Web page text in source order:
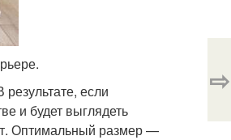
если
и будет выглядеть
Оптимальный размер —
⇨